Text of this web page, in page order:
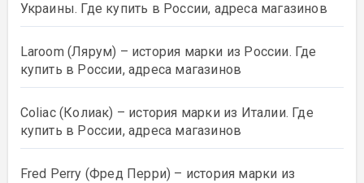
Украины. Где купить в России, адреса магазинов
Laroom (Лярум) – история марки из России. Где
купить в России, адреса магазинов
Coliac (Колиак) – история марки из Италии. Где
купить в России, адреса магазинов
Fred Perry (Фред Перри) – история марки из